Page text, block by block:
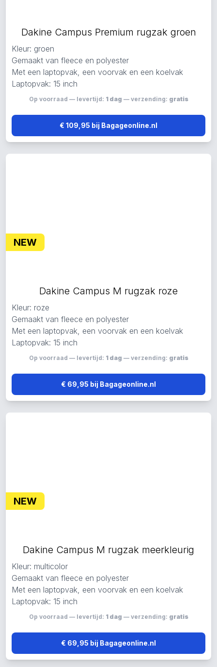
Dakine Campus Premium rugzak groen
Kleur: groen
Gemaakt van fleece en polyester
Met een laptopvak, een voorvak en een koelvak
Laptopvak: 15 inch
Op voorraad — levertijd: 1 dag — verzending: gratis
€ 109,95 bij Bagageonline.nl
NEW
Dakine Campus M rugzak roze
Kleur: roze
Gemaakt van fleece en polyester
Met een laptopvak, een voorvak en een koelvak
Laptopvak: 15 inch
Op voorraad — levertijd: 1 dag — verzending: gratis
€ 69,95 bij Bagageonline.nl
NEW
Dakine Campus M rugzak meerkleurig
Kleur: multicolor
Gemaakt van fleece en polyester
Met een laptopvak, een voorvak en een koelvak
Laptopvak: 15 inch
Op voorraad — levertijd: 1 dag — verzending: gratis
€ 69,95 bij Bagageonline.nl